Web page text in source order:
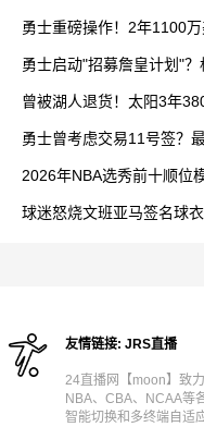
勇士重磅操作！2年1100
勇士启动"招募詹皇计划"？
曾被湖人退货！太阳3年
勇士曾考虑交易11号签？
2026年NBA选秀前十顺位
球迷怒烧文班亚马签名球
友情链接: JRS直播
24直播网【moon】致
NBA、CBA、NCAA等
智能切换和多终端自适